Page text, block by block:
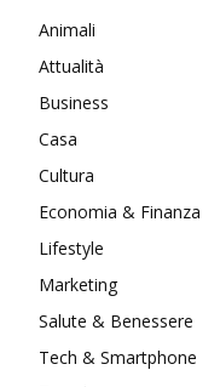
Animali
Attualità
Business
Casa
Cultura
Economia & Finanza
Lifestyle
Marketing
Salute & Benessere
Tech & Smartphone